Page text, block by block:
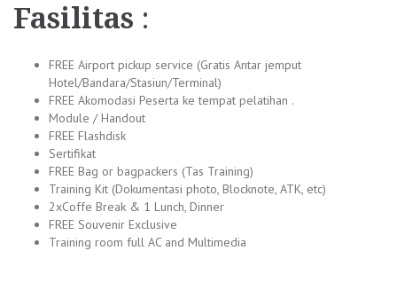
Fasilitas :
FREE Airport pickup service (Gratis Antar jemput
Hotel/Bandara/Stasiun/Terminal)
FREE Akomodasi Peserta ke tempat pelatihan .
Module / Handout
FREE Flashdisk
Sertifikat
FREE Bag or bagpackers (Tas Training)
Training Kit (Dokumentasi photo, Blocknote, ATK, etc)
2xCoffe Break & 1 Lunch, Dinner
FREE Souvenir Exclusive
Training room full AC and Multimedia